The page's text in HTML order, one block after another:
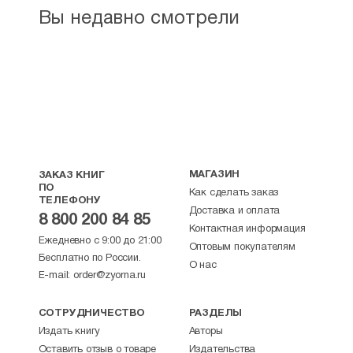
Вы недавно смотрели
ЗАКАЗ КНИГ
ПО
ТЕЛЕФОНУ
8 800 200 84 85
Ежедневно с 9:00 до 21:00
Бесплатно по России.
E-mail: order@zyorna.ru
МАГАЗИН
Как сделать заказ
Доставка и оплата
Контактная информация
Оптовым покупателям
О нас
СОТРУДНИЧЕСТВО
Издать книгу
Оставить отзыв о товаре
РАЗДЕЛЫ
Авторы
Издательства